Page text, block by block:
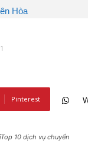
Hòa
Pinterest
10 dịch vụ chuyển